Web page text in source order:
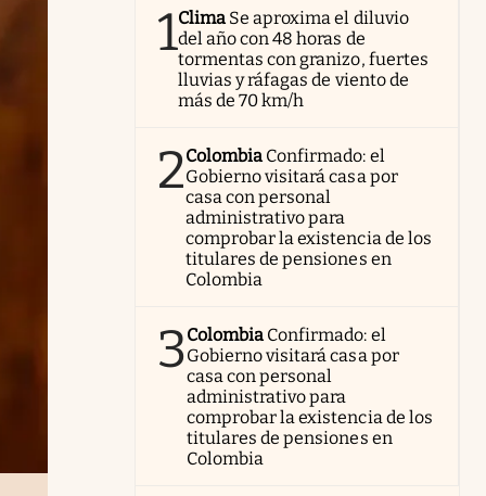
1Clima Se aproxima el diluvio
del año con 48 horas de
tormentas con granizo, fuertes
lluvias y ráfagas de viento de
más de 70 km/h
2Colombia Confirmado: el
Gobierno visitará casa por
casa con personal
administrativo para
comprobar la existencia de los
titulares de pensiones en
Colombia
3Colombia Confirmado: el
Gobierno visitará casa por
casa con personal
administrativo para
comprobar la existencia de los
titulares de pensiones en
Colombia